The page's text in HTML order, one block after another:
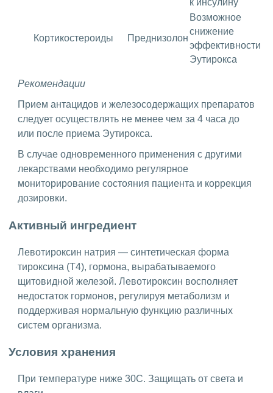
к инсулину
Кортикостероиды Преднизолон
Возможное
снижение
эффективности
Эутирокса
Рекомендации
Прием антацидов и железосодержащих препаратов
следует осуществлять не менее чем за 4 часа до
или после приема Эутирокса.
В случае одновременного применения с другими
лекарствами необходимо регулярное
мониторирование состояния пациента и коррекция
дозировки.
Активный ингредиент
Левотироксин натрия — синтетическая форма
тироксина (Т4), гормона, вырабатываемого
щитовидной железой. Левотироксин восполняет
недостаток гормонов, регулируя метаболизм и
поддерживая нормальную функцию различных
систем организма.
Условия хранения
При температуре ниже 30C. Защищать от света и